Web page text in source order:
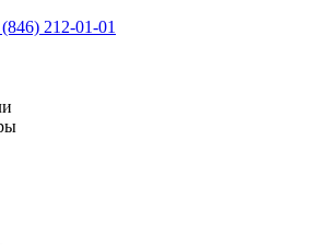
212-01-01